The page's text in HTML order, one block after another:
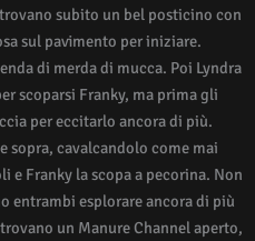
subito un bel posticino con
sul pavimento per iniziare.
di merda di mucca. Poi Lyndra
scoparsi Franky, ma prima gli
per eccitarlo ancora di più.
sopra, cavalcandolo come mai
e Franky la scopa a pecorina. Non
entrambi esplorare ancora di più
un Manure Channel aperto,